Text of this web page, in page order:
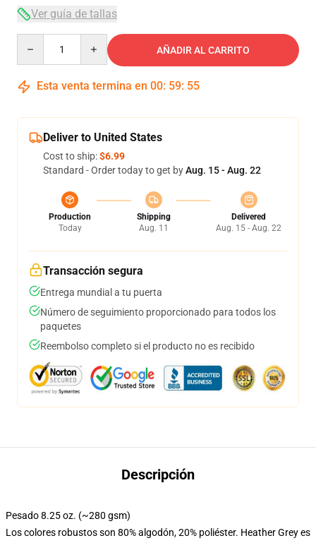
Ver guía de tallas
AÑADIR AL CARRITO
Esta venta termina en 00: 59: 54
Deliver to United States
Cost to ship:$6.99
Standard - Order today to get byAug. 15 - Aug. 22
Production
Today
Shipping
Aug. 11
Delivered
Aug. 15 - Aug. 22
Transacción segura
Entrega mundial a tu puerta
Número de seguimiento proporcionado para todos los
paquetes
Reembolso completo si el producto no es recibido
Descripción
Pesado 8.25 oz. (~280 gsm)
Los colores robustos son 80% algodón, 20% poliéster. Heather Grey es